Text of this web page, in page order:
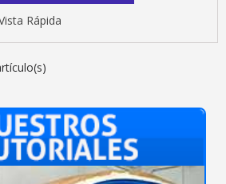
Rápida